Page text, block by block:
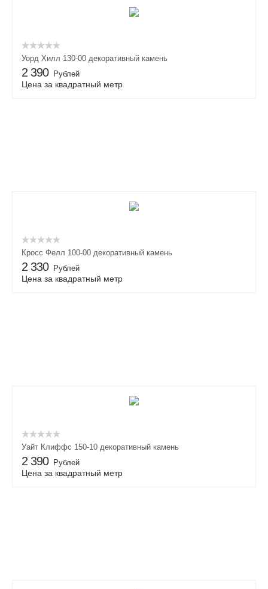
Уорд Хилл 130-00 декоративный камень
2 390 Рублей
Цена за квадратный метр
Кросс Фелл 100-00 декоративный камень
2 330 Рублей
Цена за квадратный метр
Уайт Клиффс 150-10 декоративный камень
2 390 Рублей
Цена за квадратный метр